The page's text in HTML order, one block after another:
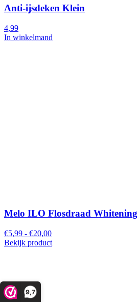
9,7
Anti-ijsdeken Klein
4,99
In winkelmand
Melo ILO Flosdraad Whitening
€5,99 - €20,00
Bekijk product